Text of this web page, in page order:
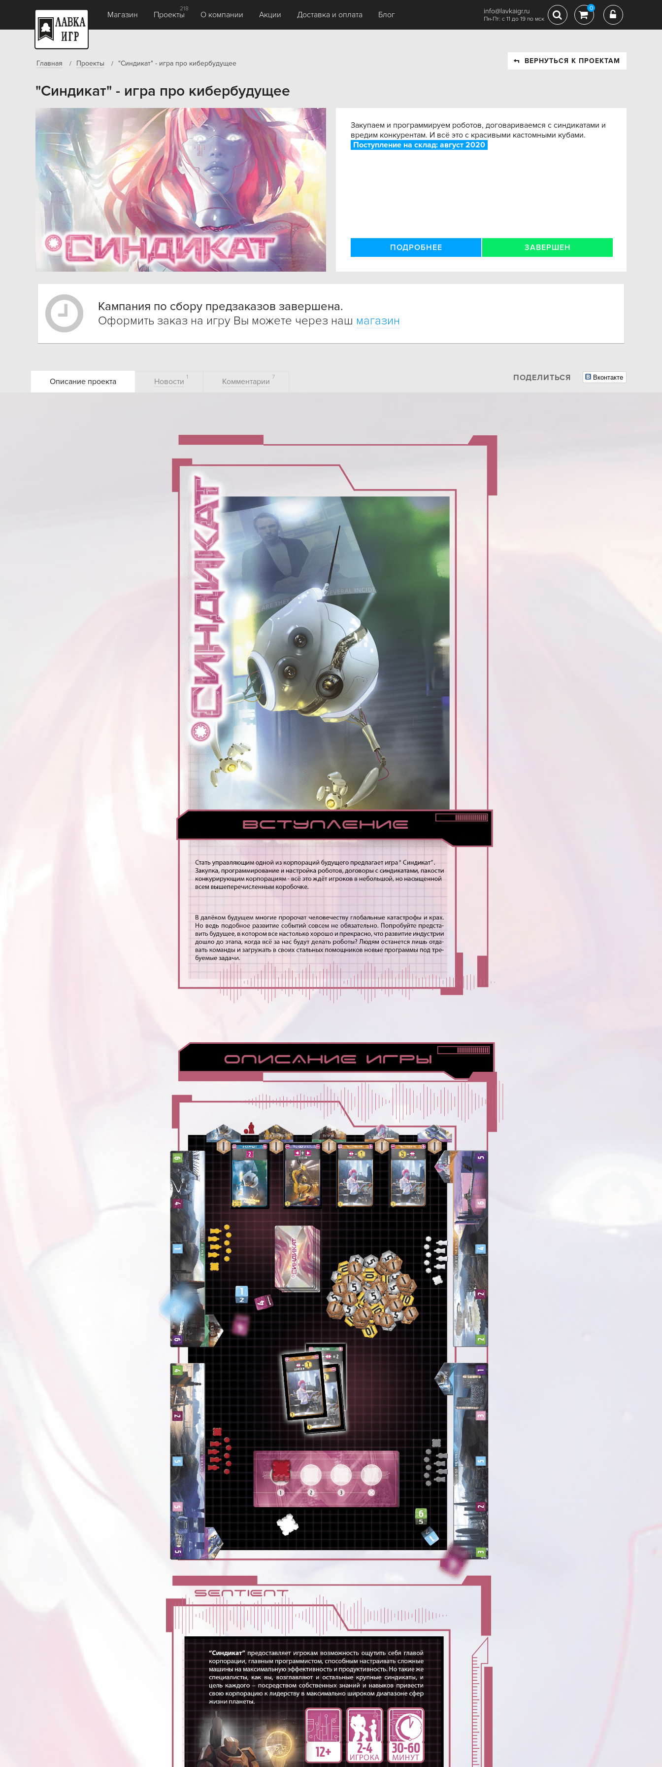
Магазин Проекты
218
О компании Акции Доставка и оплата Блог info@lavkaigr.ru
Пн-Пт: с 11 до 19 по мск
0
Главная Проекты "Синдикат" - игра про кибербудущее ВЕРНУТЬСЯ К ПРОЕКТАМ
"Синдикат" - игра про кибербудущее
Закупаем и программируем роботов, договариваемся с синдикатами и
вредим конкурентам. И всё это с красивыми кастомными кубами.
Поступление на склад: август 2020
ПОДРОБНЕЕ ЗАВЕРШЕН
Кампания по сбору предзаказов завершена.
Оформить заказ на игру Вы можете через наш магазин
Описание проекта Новости 1 Комментарии 7 ПОДЕЛИТЬСЯ Вконтакте